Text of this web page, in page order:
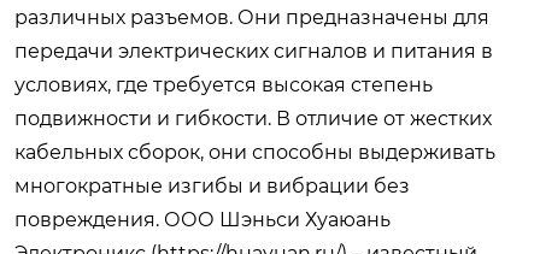
различных разъемов. Они предназначены для
передачи электрических сигналов и питания в
условиях, где требуется высокая степень
подвижности и гибкости. В отличие от жестких
кабельных сборок, они способны выдерживать
многократные изгибы и вибрации без
повреждения. ООО Шэньси Хуаюань